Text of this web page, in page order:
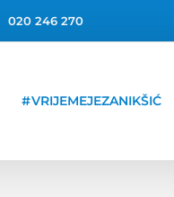
020 246 270
#VRIJEMEJEZANIKŠIĆ